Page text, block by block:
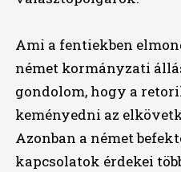
Ami a fentiekben
német kormányzati
gondolom, hogy a
keményedni az
Azonban a német
kapcsolatok érdekei